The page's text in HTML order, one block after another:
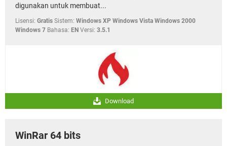
digunakan untuk membuat...
Lisensi: Gratis Sistem: Windows XP Windows Vista Windows 2000
Windows 7 Bahasa: EN Versi: 3.5.1
Download
WinRar 64 bits